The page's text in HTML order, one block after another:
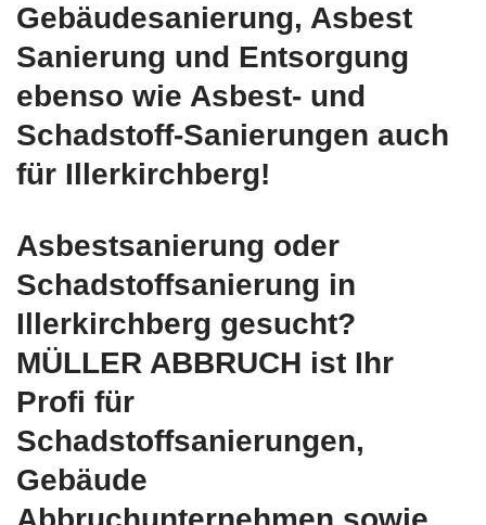
Gebäudesanierung, Asbest
Sanierung und Entsorgung
ebenso wie Asbest- und
Schadstoff-Sanierungen auch
für Illerkirchberg!
Asbestsanierung oder
Schadstoffsanierung in
Illerkirchberg gesucht?
MÜLLER ABBRUCH ist Ihr
Profi für
Schadstoffsanierungen,
Gebäude